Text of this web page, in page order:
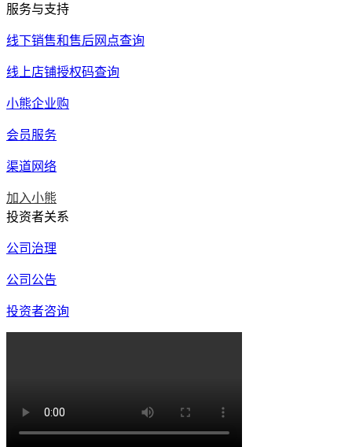
服务与支持
线下销售和售后网点查询
线上店铺授权码查询
小熊企业购
会员服务
渠道网络
加入小熊
投资者关系
公司治理
公司公告
投资者咨询